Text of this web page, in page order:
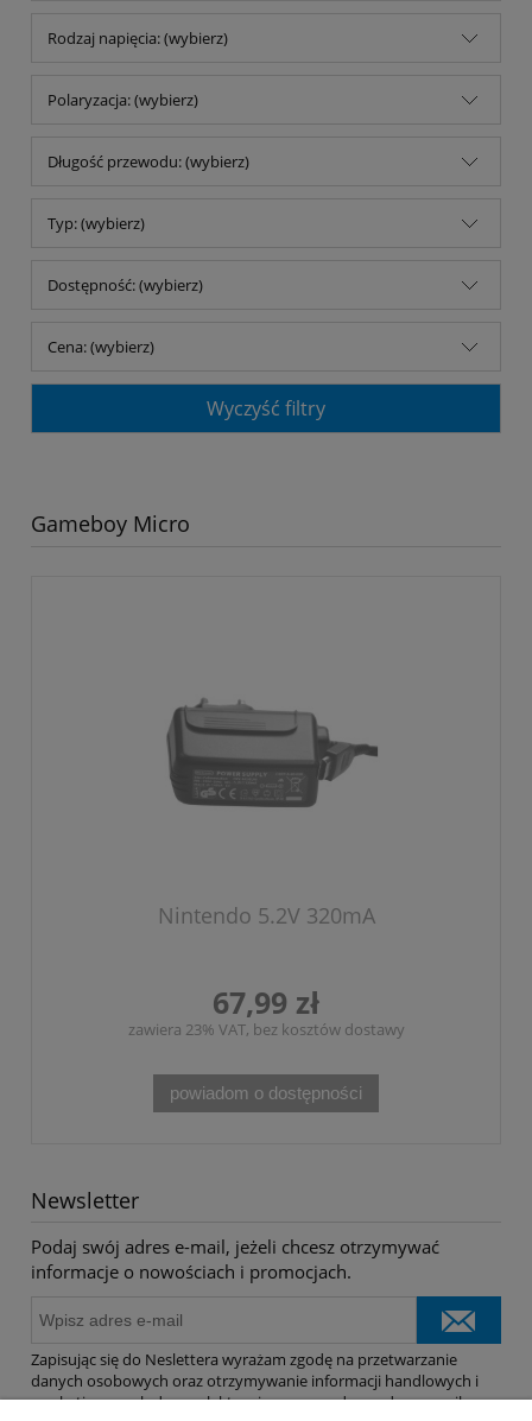
Rodzaj napięcia: (wybierz)
Polaryzacja: (wybierz)
Długość przewodu: (wybierz)
Typ: (wybierz)
Dostępność: (wybierz)
Cena: (wybierz)
Wyczyść filtry
Gameboy Micro
Nintendo 5.2V 320mA
67,99 zł
zawiera 23% VAT, bez kosztów dostawy
powiadom o dostępności
Newsletter
Podaj swój adres e-mail, jeżeli chcesz otrzymywać
informacje o nowościach i promocjach.
Zapisując się do Neslettera wyrażam zgodę na przetwarzanie
danych osobowych oraz otrzymywanie informacji handlowych i
marketingowych drogą elektroniczną na podany adres e-mail.